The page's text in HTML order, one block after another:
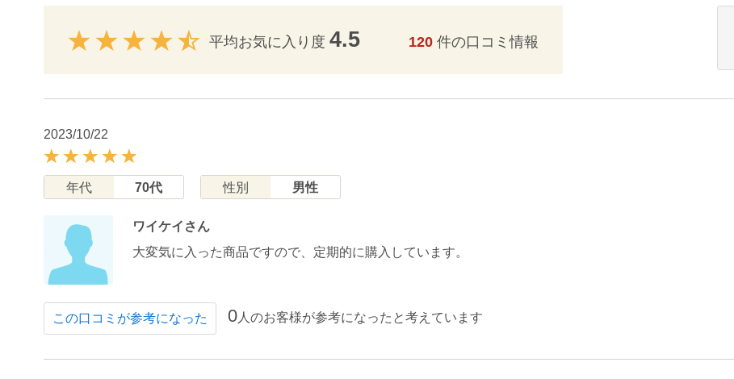
平均お気に入り度 4.5 120 件の口コミ情報
2023/10/22
年代 70代 性別 男性
ワイケイさん
大変気に入った商品ですので、定期的に購入しています。
この口コミが参考になった 0人のお客様が参考になったと考えています